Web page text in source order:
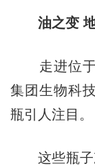
油之变 地
走进位于
集团生物科
瓶引人注目。
这些瓶子